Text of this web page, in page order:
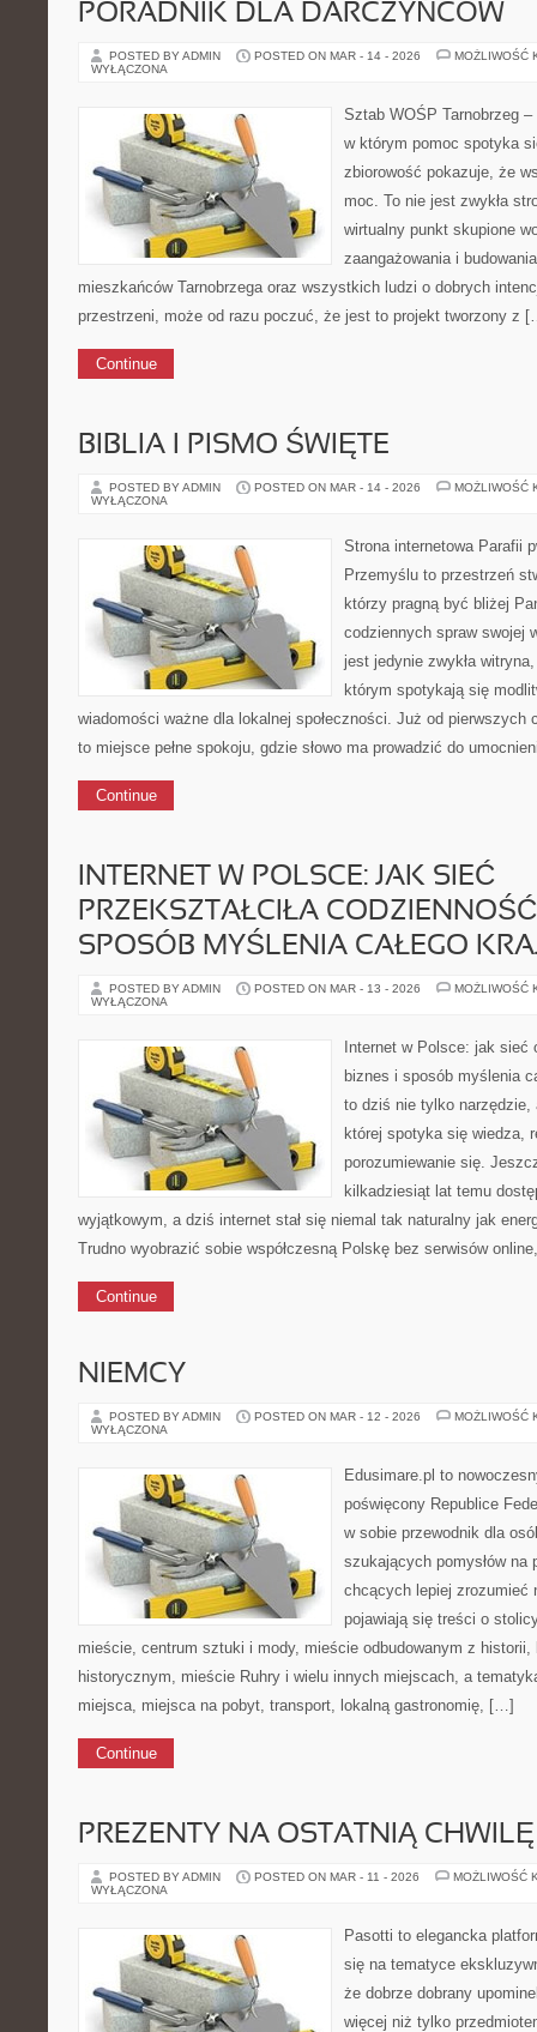
PORADNIK DLA DARCZYŃCÓW
POSTED BY ADMIN POSTED ON MAR - 14 - 2026
MOŻLIWOŚĆ
WYŁĄCZONA
Sztab WOŚP Tarnobrzeg
w którym pomoc spotyka
zbiorowość pokazuje, że
moc. To nie jest zwykła
wirtualny punkt skupione
zaangażowania i
mieszkańców Tarnobrzega oraz wszystkich ludzi o dobrych
przestrzeni, może od razu poczuć, że jest to projekt tworzony z
Continue
BIBLIA I PISMO ŚWIĘTE
POSTED BY ADMIN POSTED ON MAR - 14 - 2026
MOŻLIWOŚĆ
WYŁĄCZONA
Strona internetowa Parafii
Przemyślu to przestrzeń
którzy pragną być bliżej
codziennych spraw swojej
jest jedynie zwykła
którym spotykają się
wiadomości ważne dla lokalnej społeczności. Już od pierwszych
to miejsce pełne spokoju, gdzie słowo ma prowadzić do
Continue
INTERNET W POLSCE: JAK SIEĆ
PRZEKSZTAŁCIŁA
SPOSÓB MYŚLENIA CAŁEGO
POSTED BY ADMIN POSTED ON MAR - 13 - 2026
MOŻLIWOŚĆ
WYŁĄCZONA
Internet w Polsce: jak sieć
biznes i sposób myślenia
to dziś nie tylko narzędzie,
której spotyka się wiedza,
porozumiewanie się.
kilkadziesiąt lat temu
wyjątkowym, a dziś internet stał się niemal tak naturalny jak
Trudno wyobrazić sobie współczesną Polskę bez serwisów
Continue
NIEMCY
POSTED BY ADMIN POSTED ON MAR - 12 - 2026
MOŻLIWOŚĆ
WYŁĄCZONA
Edusimare.pl to
poświęcony Republice
w sobie przewodnik dla
szukających pomysłów na
chcących lepiej zrozumieć
pojawiają się treści o
mieście, centrum sztuki i mody, mieście odbudowanym z historii,
historycznym, mieście Ruhry i wielu innych miejscach, a
miejsca, miejsca na pobyt, transport, lokalną gastronomię, […]
Continue
PREZENTY NA OSTATNIĄ CHWILĘ
POSTED BY ADMIN POSTED ON MAR - 11 - 2026
MOŻLIWOŚĆ
WYŁĄCZONA
Pasotti to elegancka
się na tematyce
że dobrze dobrany
więcej niż tylko